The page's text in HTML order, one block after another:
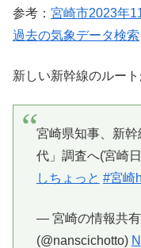
参考： 宮崎市2023年
過去の気象データ検索
新しい新幹線のルート
宮崎県知事、新
代」調査へ(宮崎
しちょっと #宮崎
— 宮崎の情報共有
(@nanscichotto)